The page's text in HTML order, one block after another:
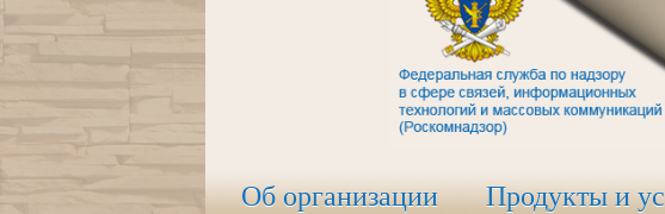
Об организации Продукты и